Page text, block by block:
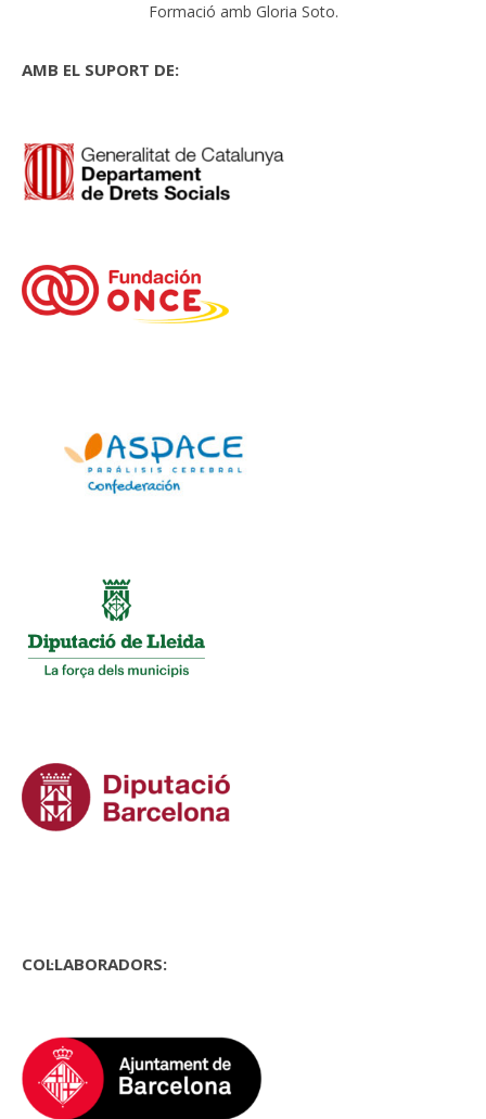
Formació amb Gloria Soto.
AMB EL SUPORT DE:
COL·LABORADORS: